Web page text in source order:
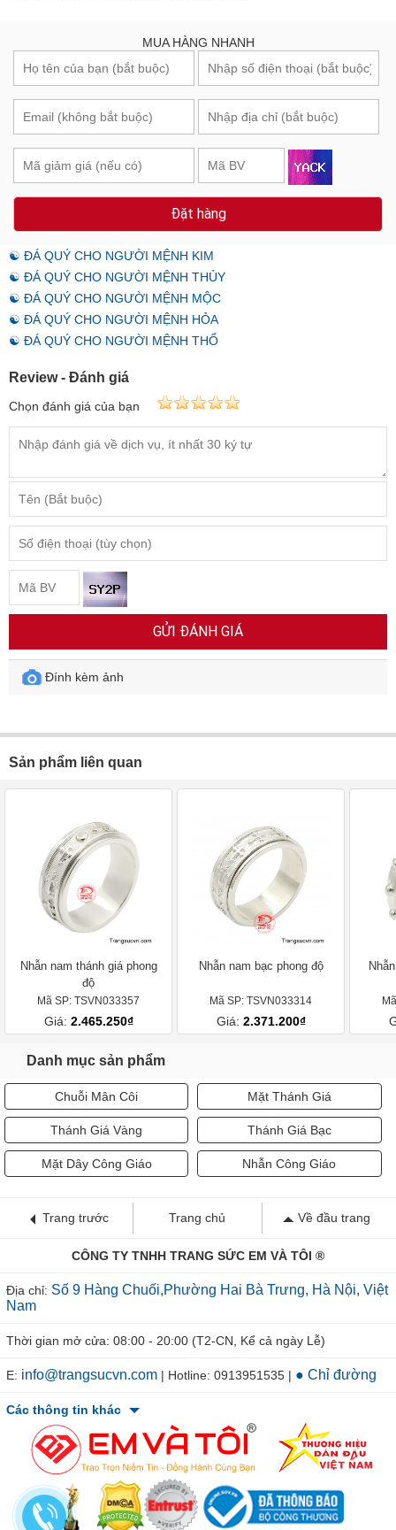
MUA HÀNG NHANH
Đặt hàng
☯ ĐÁ QUÝ CHO NGƯỜI MỆNH KIM
☯ ĐÁ QUÝ CHO NGƯỜI MỆNH THỦY
☯ ĐÁ QUÝ CHO NGƯỜI MỆNH MỘC
☯ ĐÁ QUÝ CHO NGƯỜI MỆNH HỎA
☯ ĐÁ QUÝ CHO NGƯỜI MỆNH THỔ
Review - Đánh giá
Chọn đánh giá của bạn
GỬI ĐÁNH GIÁ
Đính kèm ảnh
Sản phẩm liên quan
Nhẫn nam thánh giá phong
độ
Mã SP: TSVN033357
Giá: 2.465.250₫
Nhẫn nam bạc phong độ
Mã SP: TSVN033314
Giá: 2.371.200₫
Danh mục sản phẩm
Chuỗi Mân Côi Mặt Thánh Giá
Thánh Giá Vàng Thánh Giá Bạc
Mặt Dây Công Giáo Nhẫn Công Giáo
Trang trước Trang chủ Về đầu trang
CÔNG TY TNHH TRANG SỨC EM VÀ TÔI ®
Địa chỉ: Số 9 Hàng Chuối,Phường Hai Bà Trưng, Hà Nội, Việt
Nam
Thời gian mở cửa: 08:00 - 20:00 (T2-CN, Kể cả ngày Lễ)
E: info@trangsucvn.com | Hotline: 0913951535 | ● Chỉ đường
Các thông tin khác